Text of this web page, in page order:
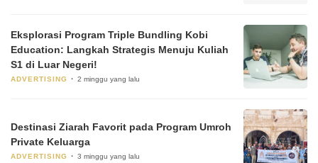
Eksplorasi Program Triple Bundling Kobi
Education: Langkah Strategis Menuju Kuliah
S1 di Luar Negeri!
ADVERTISING 2 minggu yang lalu
Destinasi Ziarah Favorit pada Program Umroh
Private Keluarga
ADVERTISING 3 minggu yang lalu